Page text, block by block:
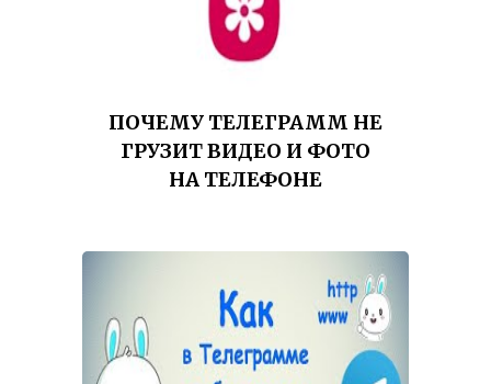
ПОЧЕМУ ТЕЛЕГРАММ НЕ
ГРУЗИТ ВИДЕО И ФОТО
НА ТЕЛЕФОНЕ